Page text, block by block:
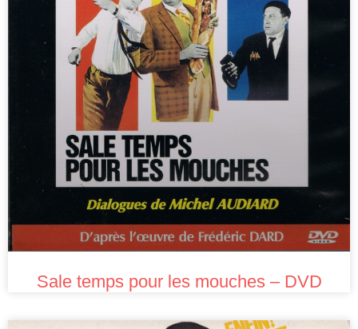
Sale temps pour les mouches – DVD